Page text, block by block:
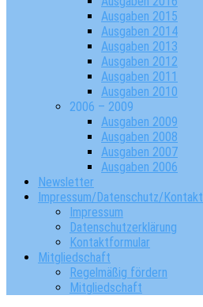
Ausgaben 2015
Ausgaben 2014
Ausgaben 2013
Ausgaben 2012
Ausgaben 2011
Ausgaben 2010
2006 – 2009
Ausgaben 2009
Ausgaben 2008
Ausgaben 2007
Ausgaben 2006
Newsletter
Impressum/Datenschutz/Kontakt
Impressum
Datenschutzerklärung
Kontaktformular
Mitgliedschaft
Regelmäßig fördern
Mitgliedschaft